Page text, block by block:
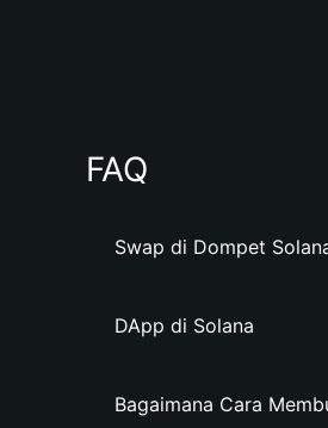
FAQ
Swap di Dompet
DApp di Solana
Bagaimana Cara